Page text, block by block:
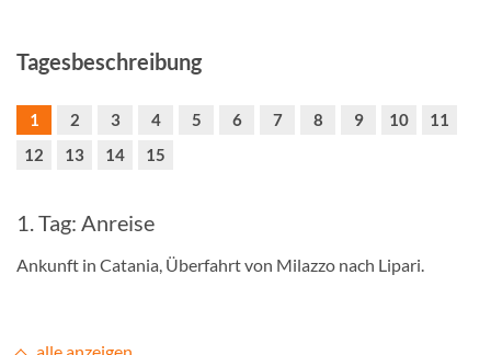
Tagesbeschreibung
1 2 3 4 5 6 7 8 9 10
11
12
13 14 15
1. Tag: Anreise
Ankunft in Catania, Überfahrt von Milazzo nach Lipari.